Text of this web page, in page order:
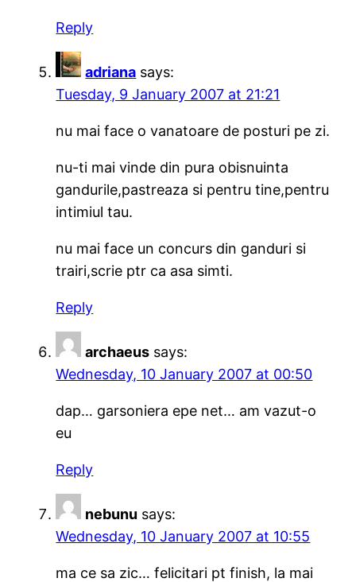
Reply
adriana says:
Tuesday, 9 January 2007 at 21:21
nu mai face o vanatoare de posturi pe zi.
nu-ti mai vinde din pura obisnuinta
gandurile,pastreaza si pentru tine,pentru
intimiul tau.
nu mai face un concurs din ganduri si
trairi,scrie ptr ca asa simti.
Reply
archaeus says:
Wednesday, 10 January 2007 at 00:50
dap… garsoniera epe net… am vazut-o
eu
Reply
nebunu says:
Wednesday, 10 January 2007 at 10:55
ma ce sa zic… felicitari pt finish, la mai